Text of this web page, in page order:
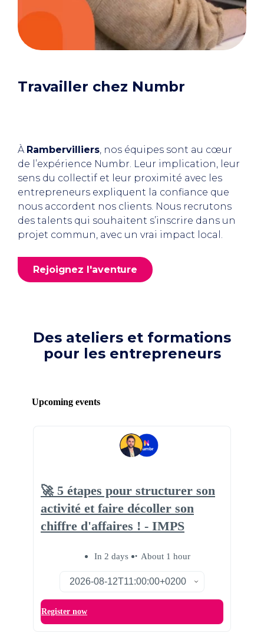
Travailler chez Numbr
À Rambervilliers, nos équipes sont au cœur
de l’expérience Numbr. Leur implication, leur
sens du collectif et leur proximité avec les
entrepreneurs expliquent la confiance que
nous accordent nos clients. Nous recrutons
des talents qui souhaitent s’inscrire dans un
projet commun, avec un vrai impact local.
Rejoignez l'aventure
Des ateliers et formations
pour les entrepreneurs